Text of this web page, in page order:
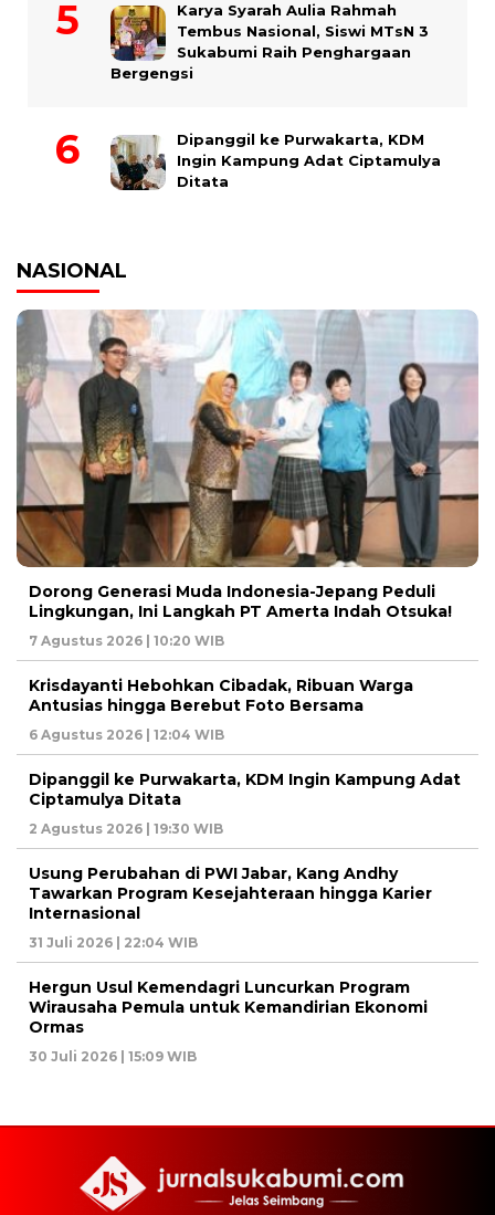
Karya Syarah Aulia Rahmah
Tembus Nasional, Siswi MTsN 3
Sukabumi Raih Penghargaan
Bergengsi
Dipanggil ke Purwakarta, KDM
Ingin Kampung Adat Ciptamulya
Ditata
NASIONAL
Dorong Generasi Muda Indonesia-Jepang Peduli
Lingkungan, Ini Langkah PT Amerta Indah Otsuka!
7 Agustus 2026 | 10:20 WIB
Krisdayanti Hebohkan Cibadak, Ribuan Warga
Antusias hingga Berebut Foto Bersama
6 Agustus 2026 | 12:04 WIB
Dipanggil ke Purwakarta, KDM Ingin Kampung Adat
Ciptamulya Ditata
2 Agustus 2026 | 19:30 WIB
Usung Perubahan di PWI Jabar, Kang Andhy
Tawarkan Program Kesejahteraan hingga Karier
Internasional
31 Juli 2026 | 22:04 WIB
Hergun Usul Kemendagri Luncurkan Program
Wirausaha Pemula untuk Kemandirian Ekonomi
Ormas
30 Juli 2026 | 15:09 WIB